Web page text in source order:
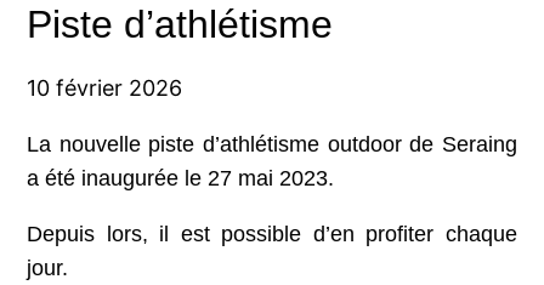
Piste d’athlétisme
10 février 2026
La nouvelle piste d’athlétisme outdoor de Seraing
a été inaugurée le 27 mai 2023.
Depuis lors, il est possible d’en profiter chaque
jour.